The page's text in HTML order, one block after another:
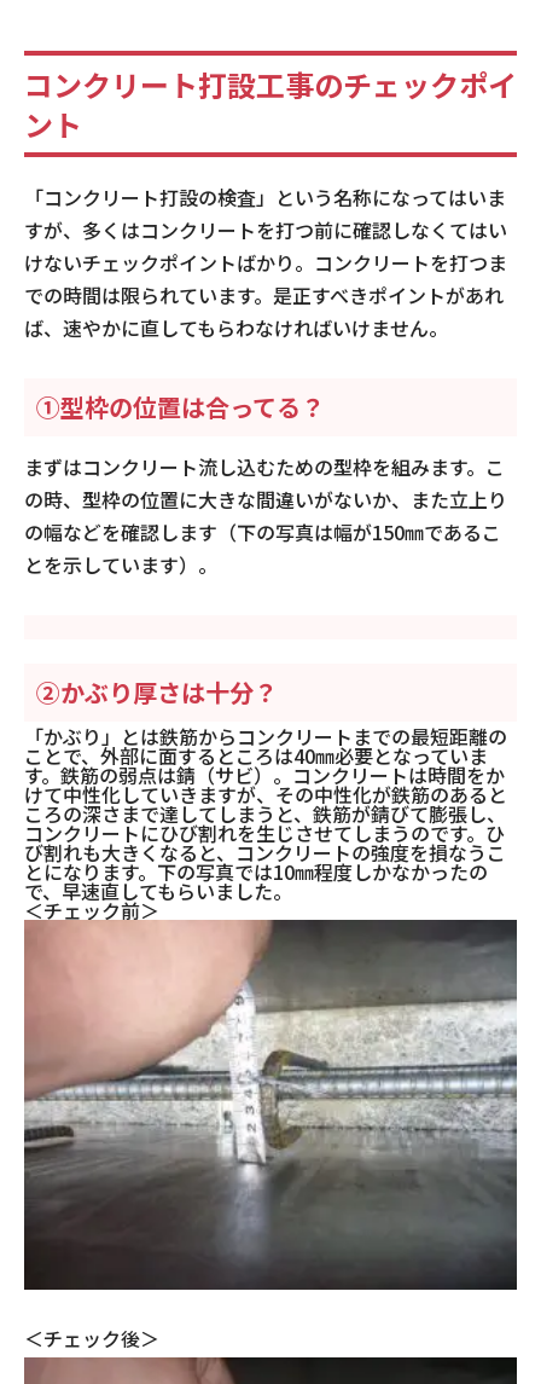
コンクリート打設工事のチェックポイ
ント
「コンクリート打設の検査」という名称になってはいま
すが、多くはコンクリートを打つ前に確認しなくてはい
けないチェックポイントばかり。コンクリートを打つま
での時間は限られています。是正すべきポイントがあれ
ば、速やかに直してもらわなければいけません。
①型枠の位置は合ってる？
まずはコンクリート流し込むための型枠を組みます。こ
の時、型枠の位置に大きな間違いがないか、また立上り
の幅などを確認します（下の写真は幅が150㎜であるこ
とを示しています）。
②かぶり厚さは十分？
「かぶり」とは鉄筋からコンクリートまでの最短距離の
ことで、外部に面するところは40㎜必要となっていま
す。鉄筋の弱点は錆（サビ）。コンクリートは時間をか
けて中性化していきますが、その中性化が鉄筋のあると
ころの深さまで達してしまうと、鉄筋が錆びて膨張し、
コンクリートにひび割れを生じさせてしまうのです。ひ
び割れも大きくなると、コンクリートの強度を損なうこ
とになります。下の写真では10㎜程度しかなかったの
で、早速直してもらいました。
＜チェック前＞
＜チェック後＞